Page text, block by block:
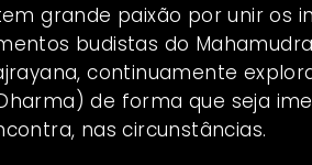
grande paixão por unir os
budistas do
continuamente
de forma que seja
nas circunstâncias.